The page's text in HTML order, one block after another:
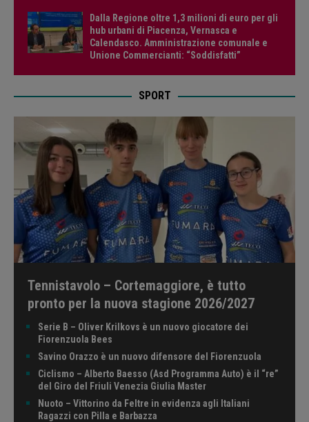
Dalla Regione oltre 1,3 milioni di euro per gli
hub urbani di Piacenza, Vernasca e
Calendasco. Amministrazione comunale e
Unione Commercianti: “Soddisfatti”
SPORT
Tennistavolo – Cortemaggiore, è tutto
pronto per la nuova stagione 2026/2027
Serie B – Oliver Krilkovs è un nuovo giocatore dei
Fiorenzuola Bees
Savino Orazzo è un nuovo difensore del Fiorenzuola
Ciclismo – Alberto Baesso (Asd Programma Auto) è il “re”
del Giro del Friuli Venezia Giulia Master
Nuoto – Vittorino da Feltre in evidenza agli Italiani
Ragazzi con Pilla e Barbazza